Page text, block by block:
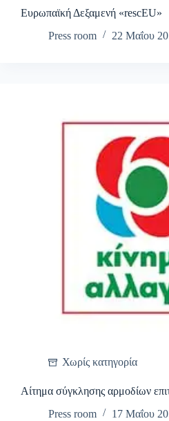
Ευρωπαϊκή Δεξαμενή «rescEU»
Press room
22 Μαΐου
Χωρίς κατηγορία
Αίτημα σύγκλησης αρμοδίων
Press room
17 Μαΐου